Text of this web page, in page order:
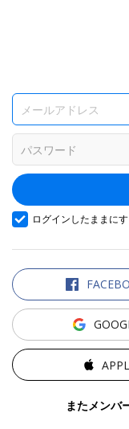
あなたの
会員
ホテル・旅館
海外旅行 ／ 関東
発
限定の "価値
ログインしたままに
またメンバ